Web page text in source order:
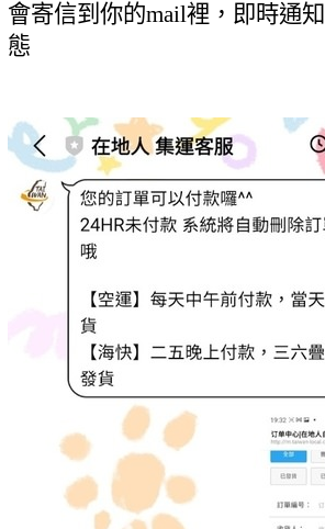
會寄信到你的mail裡，即時通
態